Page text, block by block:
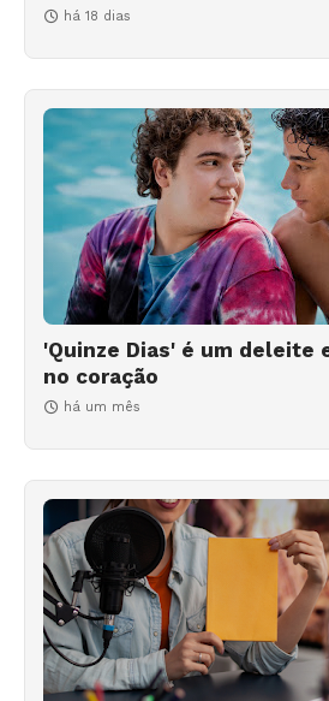
há 18 dias
'Quinze Dias' é um deleite
no coração
há um mês